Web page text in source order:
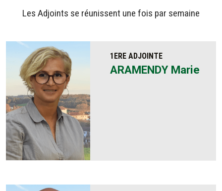
Les Adjoints se réunissent une fois par semaine
1ERE ADJOINTE
ARAMENDY Marie